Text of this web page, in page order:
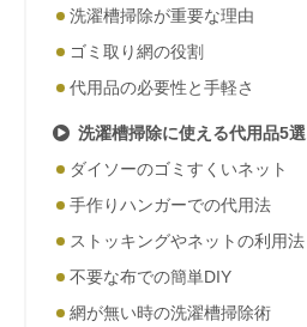
洗濯槽掃除が重要な理由
ゴミ取り網の役割
代用品の必要性と手軽さ
洗濯槽掃除に使える代用品5選
ダイソーのゴミすくいネット
手作りハンガーでの代用法
ストッキングやネットの利用法
不要な布での簡単DIY
網が無い時の洗濯槽掃除術